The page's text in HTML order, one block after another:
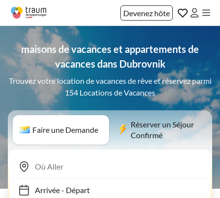
Devenez hôte
maisons de vacances et appartements de
vacances dans Dubrovnik
Trouvez votre location de vacances de rêve et réservez parmi
154 Locations de Vacances
Faire une Demande
Réserver un Séjour
Confirmé
Arrivée- Départ